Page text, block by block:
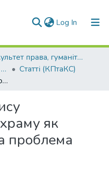
Log In (current)
Факультет права, гуманітарних і соціальних наук
кафедра політологічних та культурологічних студій
Статті (КПтаКС)
Програма розпису православного храму як культурологічна проблема
як
проблема